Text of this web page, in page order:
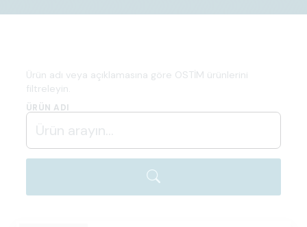
Ürün adı veya açıklamasına göre OSTİM ürünlerini
filtreleyin.
ÜRÜN ADI